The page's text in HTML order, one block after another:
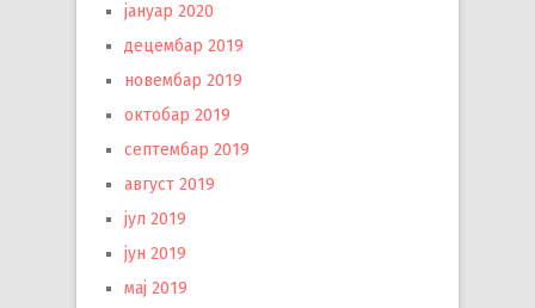
јануар 2020
децембар 2019
новембар 2019
октобар 2019
септембар 2019
август 2019
јул 2019
јун 2019
мај 2019